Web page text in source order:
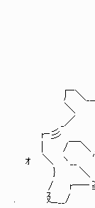
|
ﾉ
|
ノ
{
厂
＼
_
r‐彡
| /￣
ｫ ＼
}
/
. 廴__/